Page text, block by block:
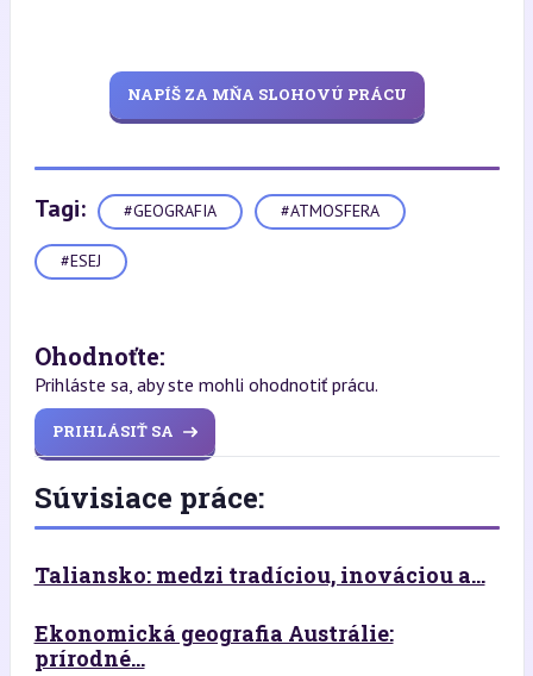
NAPÍŠ ZA MŇA SLOHOVÚ PRÁCU
Tagi: #GEOGRAFIA #ATMOSFERA
#ESEJ
Ohodnoťte:
Prihláste sa, aby ste mohli ohodnotiť prácu.
PRIHLÁSIŤ SA
Súvisiace práce:
Taliansko: medzi tradíciou, inováciou a...
Ekonomická geografia Austrálie:
prírodné...